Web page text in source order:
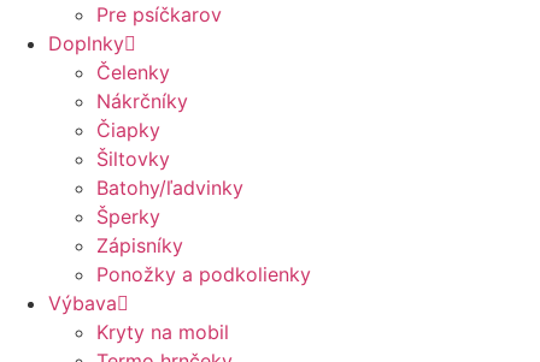
Pre psíčkarov
Doplnky
Čelenky
Nákrčníky
Čiapky
Šiltovky
Batohy/ľadvinky
Šperky
Zápisníky
Ponožky a podkolienky
Výbava
Kryty na mobil